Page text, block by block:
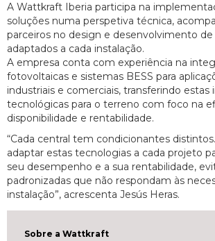
A Wattkraft Iberia participa na
soluções numa perspetiva técnica,
parceiros no design e desenvolvimento
adaptados a cada instalação.
A empresa conta com experiência na
fotovoltaicas e sistemas BESS para
industriais e comerciais, transferindo estas
tecnológicas para o terreno com foco na
disponibilidade e rentabilidade.
“Cada central tem condicionantes
adaptar estas tecnologias a cada projeto
seu desempenho e a sua rentabilidade,
padronizadas que não respondam às
instalação”, acrescenta Jesús Heras.
Sobre a Wattkraft